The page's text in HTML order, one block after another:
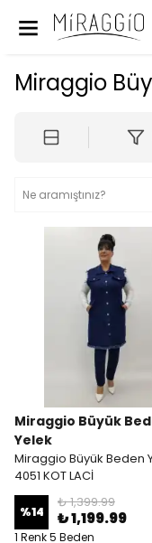
Miraggio
Miraggio Büyük
Yelek
Miraggio Büyük Beden
4051 KOT LACİ
%14
₺ 1,399.99
₺ 1,199.99
1 Renk 5 Beden